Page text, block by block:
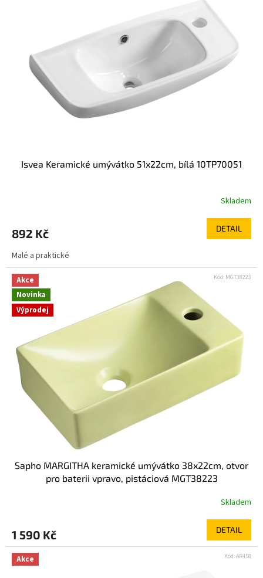
Isvea Keramické umývátko 51x22cm, bílá 10TP70051
Skladem
892 Kč DETAIL
Malé a praktické
Akce
Novinka
Výprodej
Sapho MARGITHA keramické umývátko 38x22cm, otvor
pro baterii vpravo, pistáciová MGT38223
Skladem
1 590 Kč DETAIL
Kód: MGT38223
Akce Kód:AR458